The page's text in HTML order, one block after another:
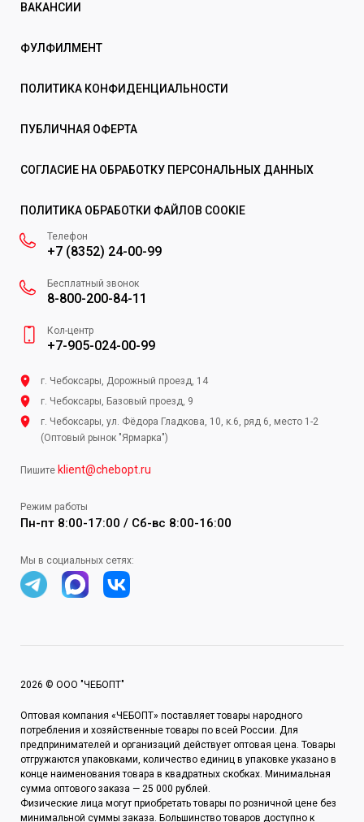
ВАКАНСИИ
ФУЛФИЛМЕНТ
ПОЛИТИКА КОНФИДЕНЦИАЛЬНОСТИ
ПУБЛИЧНАЯ ОФЕРТА
СОГЛАСИЕ НА ОБРАБОТКУ ПЕРСОНАЛЬНЫХ ДАННЫХ
ПОЛИТИКА ОБРАБОТКИ ФАЙЛОВ COOKIE
Телефон
+7 (8352) 24-00-99
Бесплатный звонок
8-800-200-84-11
Кол-центр
+7-905-024-00-99
г. Чебоксары, Дорожный проезд, 14
г. Чебоксары, Базовый проезд, 9
г. Чебоксары, ул. Фёдора Гладкова, 10, к.6, ряд 6, место 1-2
(Оптовый рынок "Ярмарка")
Пишите klient@chebopt.ru
Режим работы
Пн-пт 8:00-17:00 / Сб-вс 8:00-16:00
Мы в социальных сетях:
2026 © ООО "ЧЕБОПТ"
Оптовая компания «ЧЕБОПТ» поставляет товары народного
потребления и хозяйственные товары по всей России. Для
предпринимателей и организаций действует оптовая цена. Товары
отгружаются упаковками, количество единиц в упаковке указано в
конце наименования товара в квадратных скобках. Минимальная
сумма оптового заказа — 25 000 рублей.
Физические лица могут приобретать товары по розничной цене без
минимальной суммы заказа. Большинство товаров доступно к